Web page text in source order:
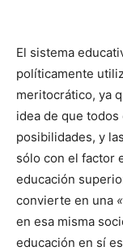
El sistema
políticamente
meritocrático, ya
idea de que
posibilidades, y
sólo con el factor
educación
convierte en una
en esa misma
educación en sí